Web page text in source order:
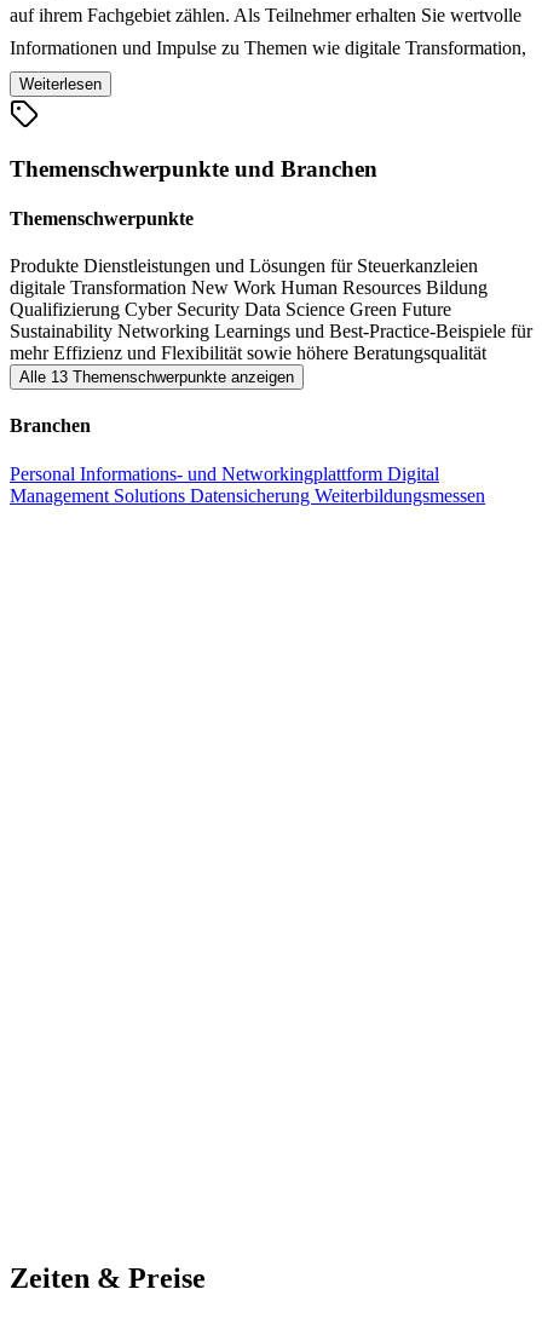
auf ihrem Fachgebiet zählen. Als Teilnehmer erhalten Sie wertvolle
Informationen und Impulse zu Themen wie digitale Transformation,
New Work, Human Resources, Bildung & Qualifizierung, Cyber ​​
Security, Data Science, Green Future & Sustainability und
Beispiele sind mehr Effizienz und Flexibilität sowie höhere
Beratungsqualität garantiert. Die Steuerkanzlei-Messe TAXarena
innovatives Wissen für Ihre Steuerkanzlei.
Weiterlesen
Themenschwerpunkte und Branchen
Themenschwerpunkte
Produkte Dienstleistungen und Lösungen für Steuerkanzleien
digitale Transformation New Work Human Resources Bildung
Qualifizierung Cyber ​​Security Data Science Green Future
Sustainability Networking Learnings und Best-Practice-Beispiele für
mehr Effizienz und Flexibilität sowie höhere Beratungsqualität
Alle 13 Themenschwerpunkte anzeigen
Branchen
Personal Informations- und Networkingplattform Digital
Management Solutions Datensicherung Weiterbildungsmessen
Zeiten & Preise